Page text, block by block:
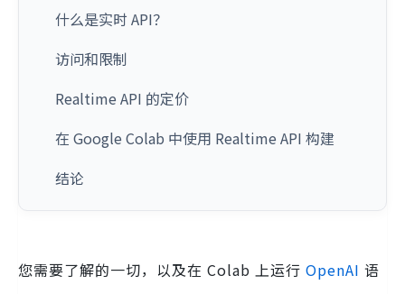
什么是实时 API？
访问和限制
Realtime API 的定价
在 Google Colab 中使用 Realtime API 构建
结论
您需要了解的一切，以及在 Colab 上运行 OpenAI 语